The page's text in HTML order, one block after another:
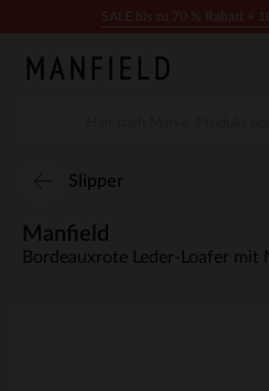
Slipper
Manfield
Bordeauxrote Leder-Loafer mit